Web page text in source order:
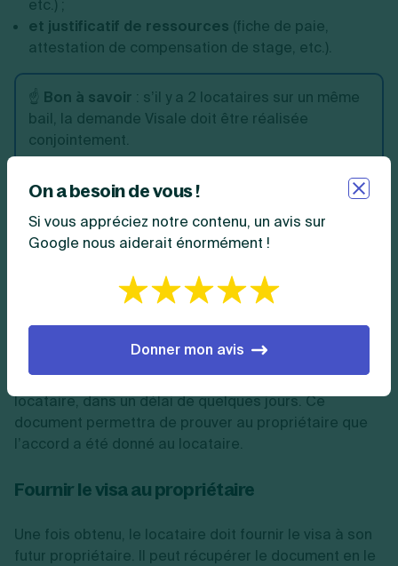
etc.) ;
et justificatif de ressources (fiche de paie,
attestation de compensation de stage, etc.).
☝️ Bon à savoir : s’il y a 2 locataires sur un même
bail, la demande Visale doit être réalisée
conjointement.
Pour savoir si vous êtes éligible à la
garantie Visale,
une simulationpeut être faite directement sur le site
d’Action logement.
Attendre la décision d’Action logement
valider (ou non) l’obtention de la garantie Visale. Si
l’approbation se fait, l’organisme envoieun visaau
locataire, dans un délai de quelques jours. Ce
document permettra de prouver au propriétaire que
l’accord a été donné au locataire.
Fournir le visa au propriétaire
Une fois obtenu, le locataire doit fournir le visa à son
futur propriétaire. Il peut récupérer le document en le
On a besoin de vous !
Si vous appréciez notre contenu, un avis sur
Google nous aiderait énormément !
Donner mon avis